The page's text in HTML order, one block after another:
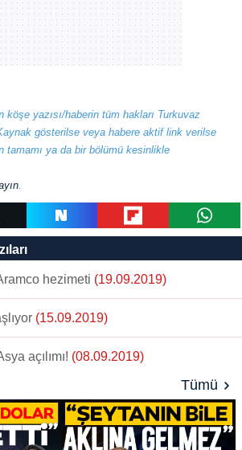
köşe yazısı/haberin tüm hakları Turkuvaz
gösterilse veya habere aktif link verilse
tamamı ya da bir bölümü kesinlikle
.
hezimeti (19.09.2019)
(15.09.2019)
açılımı! (08.09.2019)
Tümü